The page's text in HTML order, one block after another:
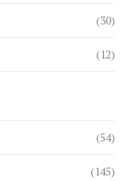
(30)
(12)
(54)
(145)